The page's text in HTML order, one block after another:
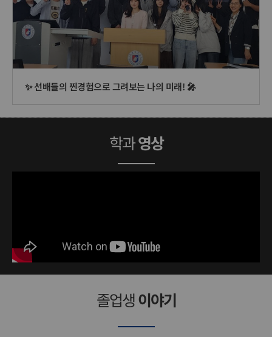
✨ 선배들의 찐경험으로 그려보는 나의 미래! 🎤
학과영상
졸업생이야기